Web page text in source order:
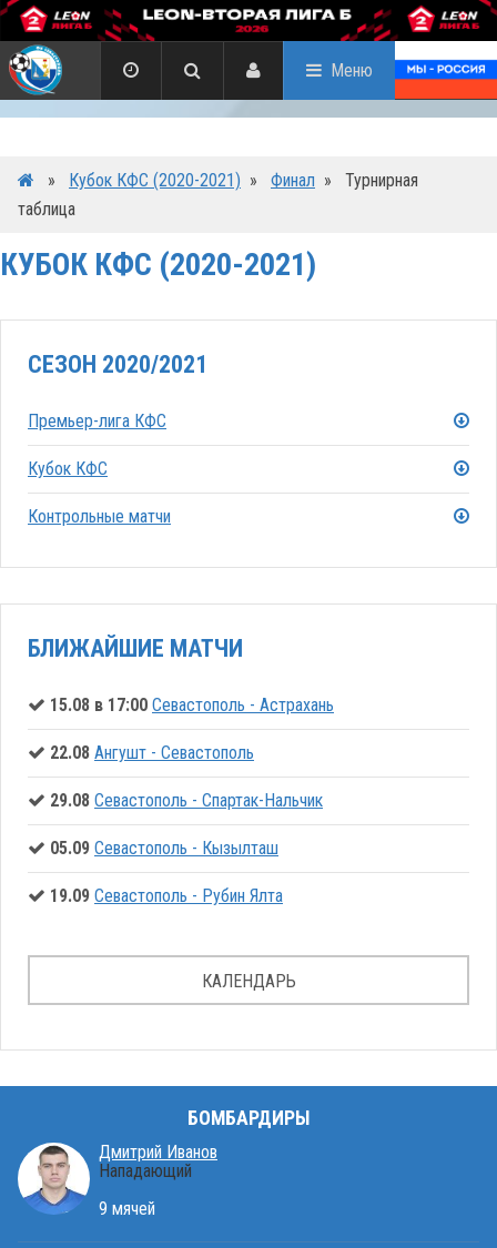
Меню
» Кубок КФС (2020-2021) » Финал »
Турнирная
таблица
КУБОК КФС (2020-2021)
СЕЗОН 2020/2021
Премьер-лига КФС
Кубок КФС
Контрольные матчи
БЛИЖАЙШИЕ МАТЧИ
15.08 в 17:00 Севастополь - Астрахань
22.08 Ангушт - Севастополь
29.08 Севастополь - Спартак-Нальчик
05.09 Севастополь - Кызылташ
19.09 Севастополь - Рубин Ялта
КАЛЕНДАРЬ
БОМБАРДИРЫ
Дмитрий Иванов
Нападающий
9 мячей